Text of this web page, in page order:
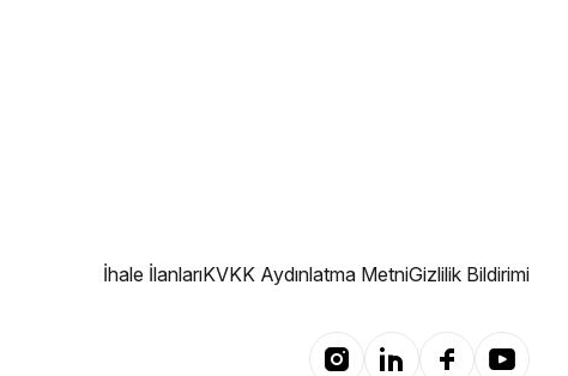
İhale İlanlarıKVKK Aydınlatma MetniGizlilik Bildirimi